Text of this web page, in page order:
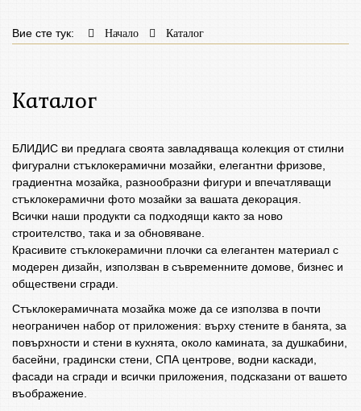
Вие сте тук: Начало Каталог
Каталог
БЛИДИС ви предлага своята завладяваща колекция от стилни
фигурални стъклокерамични мозайки, елегантни фризове,
градиентна мозайка, разнообразни фигури и впечатляващи
стъклокерамични фото мозайки за вашата декорация.
Всички наши продукти са подходящи както за ново
строителство, така и за обновяване.
Красивите стъклокерамични плочки са елегантен материал с
модерен дизайн, използван в съвременните домове, бизнес и
обществени сгради.
Стъклокерамичната мозайка може да се използва в почти
неограничен набор от приложения: върху стените в банята, за
повърхности и стени в кухнята, около камината, за душкабини,
басейни, градински стени, СПА центрове, водни каскади,
фасади на сгради и всички приложения, подсказани от вашето
въображение.